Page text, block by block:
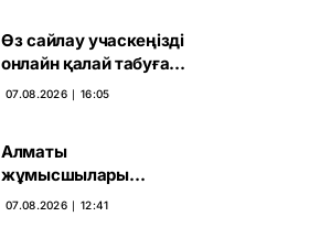
Өз сайлау учаскеңізді
онлайн қалай табуға
болады
07.08.2026 ∣ 16:05
Алматы
жұмысшылары
Құрылтай сайлауына
07.08.2026 ∣ 12:41